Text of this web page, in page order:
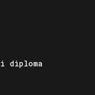
diploma